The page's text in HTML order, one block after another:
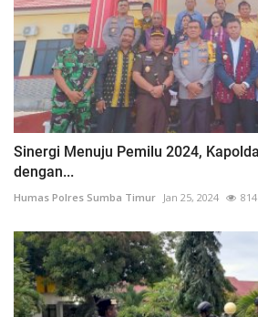
Sinergi Menuju Pemilu 2024,
dengan...
Humas Polres Sumba Timur Jan 25, 2024 814